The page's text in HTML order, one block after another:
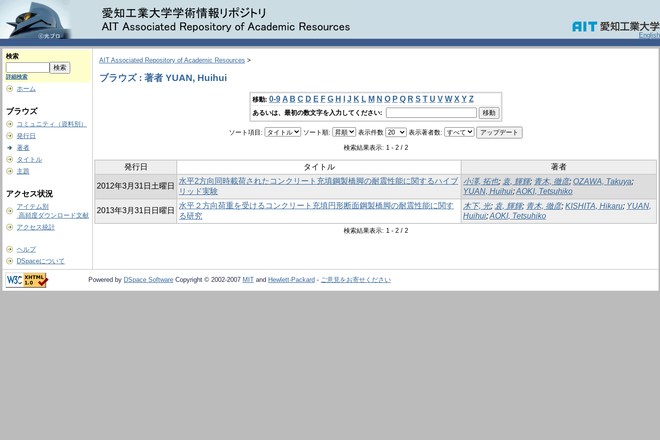
English
検索
詳細検索
ホーム
ブラウズ
コミュニティ（資料別）
発行日
著者
タイトル
主題
アクセス状況
アイテム別
高頻度ダウンロード文献
アクセス統計
ヘルプ
DSpaceについて
AIT Associated Repository of Academic Resources >
ブラウズ : 著者 YUAN, Huihui
移動: 0-9 A B C D E F G H J K L M N O P Q R S T U V W X Y Z
あるいは、最初の数文字を入力してください:
ソート項目: ソート順: 表示件数 表示著者数:
検索結果表示: 1 - 2 / 2
発行日 タイトル 著者
2012年3月31日土曜日
水平2方向同時載荷されたコンクリート充填鋼製橋脚の耐震性能に関するハイブ
リッド実験
小澤, 拓也; 袁, 輝輝; 青木, 徹彦; OZAWA, Takuya;
YUAN, Huihui;AOKI, Tetsuhiko
2013年3月31日日曜日
水平２方向荷重を受けるコンクリート充填円形断面鋼製橋脚の耐震性能に関す
る研究
木下, 光; 袁, 輝輝; 青木, 徹彦; KISHITA, Hikaru; YUAN,
Huihui;AOKI, Tetsuhiko
検索結果表示: 1 - 2 / 2
Powered by DSpace Software Copyright © 2002-2007 MIT and Hewlett-Packard - ご意見をお寄せください